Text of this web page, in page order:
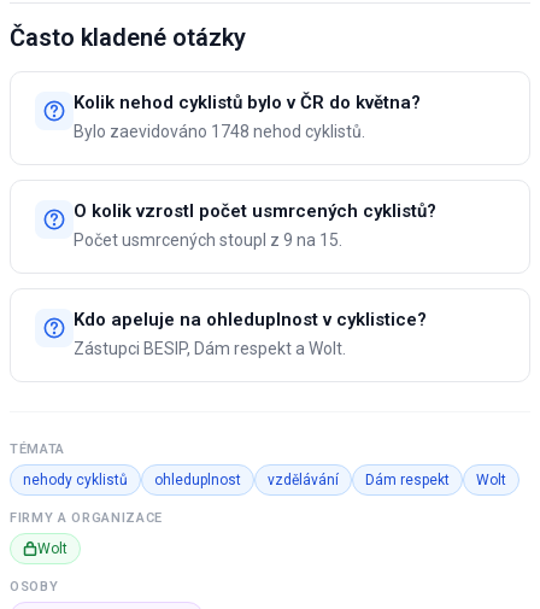
Často kladené otázky
Kolik nehod cyklistů bylo v ČR do května?
Bylo zaevidováno 1748 nehod cyklistů.
O kolik vzrostl počet usmrcených cyklistů?
Počet usmrcených stoupl z 9 na 15.
Kdo apeluje na ohleduplnost v cyklistice?
Zástupci BESIP, Dám respekt a Wolt.
TÉMATA
nehody cyklistů ohleduplnost vzdělávání Dám respekt Wolt
FIRMY A ORGANIZACE
Wolt
OSOBY